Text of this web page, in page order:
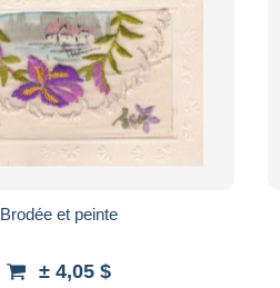
Brodée et peinte
± 4,05 $